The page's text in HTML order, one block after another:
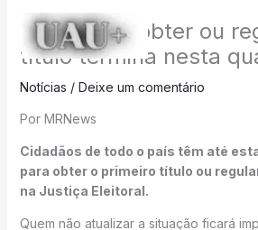
conteúdo
prazo para obter ou
título termina nesta
Notícias / Deixe um comentário
Por MRNews
Cidadãos de todo o país têm até
para obter o primeiro título ou
na Justiça Eleitoral.
Quem não atualizar a situação ficará